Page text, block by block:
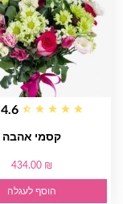
4.6
קסמי אהבה
434.00 ₪
הוסף לעגלה